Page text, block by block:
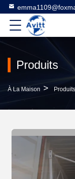
Produits
À La Maison > Produits